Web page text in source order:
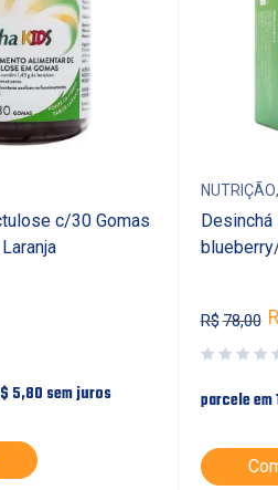
c/30 Gomas
5,80 sem juros
NUTRIÇÃO,
R$78,00
parcele em